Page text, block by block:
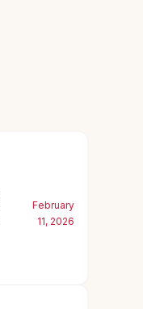
February
11, 2026